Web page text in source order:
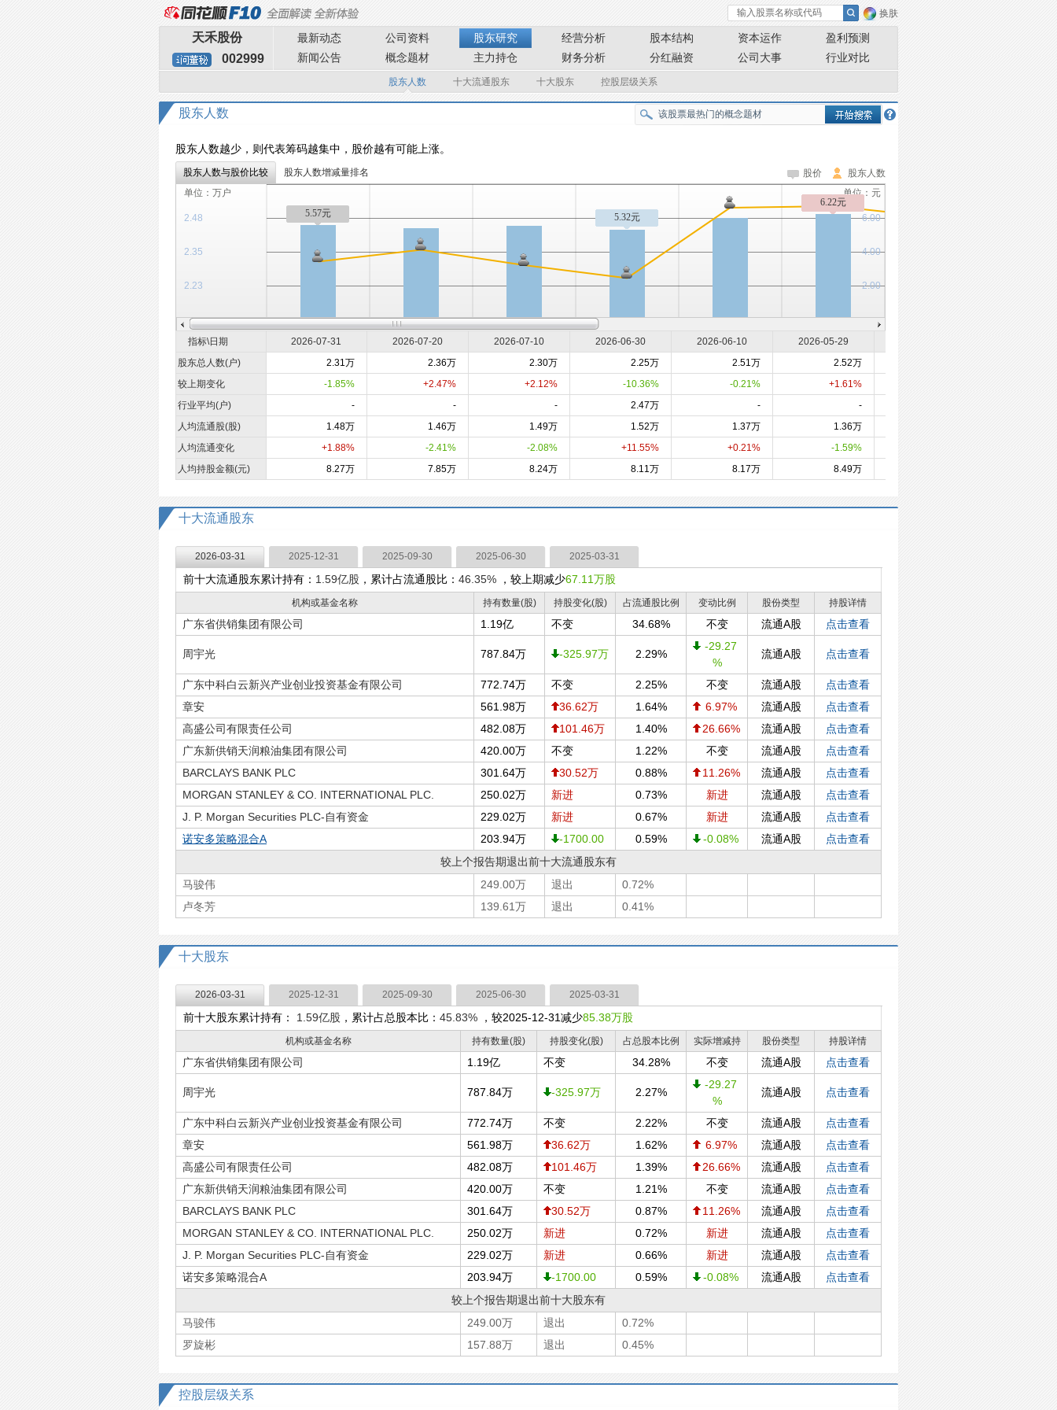
换肤
天禾股份
002999
最新动态 公司资料 股东研究 经营分析 股本结构 资本运作
盈利预测
新闻公告
概念题材 主力持仓 财务分析 分红融资 公司大事 行业对比
股东人数 十大流通股东 十大股东 控股层级关系
股东人数
股东人数越少，则代表筹码越集中，股价越有可能上涨。
股东人数与股价比较 股东人数增减量排名 股价
股东人数
单位：元
单位：万户
2.00
4.00
6.00
2.23
2.35
2.48 5.57元 5.32元
6.22元
指标\日期
股东总人数(户)
较上期变化
行业平均(户)
人均流通股(股)
人均流通变化
人均持股金额(元)
2026-07-31 2026-07-20 2026-07-10 2026-06-30 2026-06-10 2026-05-29
2.31万
2.36万 2.30万 2.25万 2.51万 2.52万
-1.85%
+2.47% +2.12% -10.36% -0.21% +1.61%
-
- - 2.47万 - -
1.48万
1.46万 1.49万 1.52万 1.37万 1.36万
+1.88%
-2.41% -2.08% +11.55% +0.21% -1.59%
8.27万
7.85万 8.24万 8.11万 8.17万 8.49万
十大流通股东
2026-03-31 2025-12-31 2025-09-30 2025-06-30 2025-03-31
前十大流通股东累计持有： 1.59亿股 ，累计占流通股比： 46.35% ，较上期减少67.11万股
机构或基金名称 持有数量(股) 持股变化(股) 占流通股比例 变动比例 股份类型 持股详情
广东省供销集团有限公司 1.19亿 不变 34.68% 不变 流通A股 点击查看
周宇光 787.84万 -325.97万 2.29%
-29.27
%
流通A股 点击查看
广东中科白云新兴产业创业投资基金有限公司 772.74万 不变 2.25% 不变 流通A股
点击查看
章安
561.98万 36.62万 1.64% 6.97% 流通A股
点击查看
高盛公司有限责任公司
482.08万 101.46万 1.40% 26.66% 流通A股
点击查看
广东新供销天润粮油集团有限公司
420.00万 不变 1.22% 不变 流通A股
点击查看
BARCLAYS BANK PLC
301.64万 30.52万 0.88% 11.26% 流通A股
点击查看
MORGAN STANLEY & CO. INTERNATIONAL PLC.
250.02万 新进 0.73% 新进 流通A股
点击查看
J. P. Morgan Securities PLC-自有资金
229.02万 新进 0.67% 新进 流通A股
点击查看
诺安多策略混合A
203.94万 -1700.00 0.59% -0.08% 流通A股
点击查看
较上个报告期退出前十大流通股东有
马骏伟
249.00万 退出
0.72%
卢冬芳
139.61万 退出 0.41%
十大股东
2026-03-31 2025-12-31 2025-09-30 2025-06-30 2025-03-31
前十大股东累计持有： 1.59亿股 ，累计占总股本比： 45.83% ，较2025-12-31减少85.38万股
机构或基金名称 持有数量(股) 持股变化(股) 占总股本比例 实际增减持 股份类型 持股详情
广东省供销集团有限公司 1.19亿 不变 34.28% 不变 流通A股 点击查看
周宇光 787.84万 -325.97万 2.27%
-29.27
%
流通A股 点击查看
广东中科白云新兴产业创业投资基金有限公司 772.74万 不变 2.22% 不变 流通A股
点击查看
章安
561.98万 36.62万 1.62% 6.97% 流通A股
点击查看
高盛公司有限责任公司
482.08万 101.46万 1.39% 26.66% 流通A股
点击查看
广东新供销天润粮油集团有限公司
420.00万 不变 1.21% 不变 流通A股
点击查看
BARCLAYS BANK PLC
301.64万 30.52万 0.87% 11.26% 流通A股
点击查看
MORGAN STANLEY & CO. INTERNATIONAL PLC.
250.02万 新进 0.72% 新进 流通A股
点击查看
J. P. Morgan Securities PLC-自有资金
229.02万 新进 0.66% 新进 流通A股
点击查看
诺安多策略混合A
203.94万 -1700.00 0.59% -0.08% 流通A股
点击查看
较上个报告期退出前十大股东有
马骏伟
249.00万 退出
0.72%
罗旋彬
157.88万 退出 0.45%
控股层级关系